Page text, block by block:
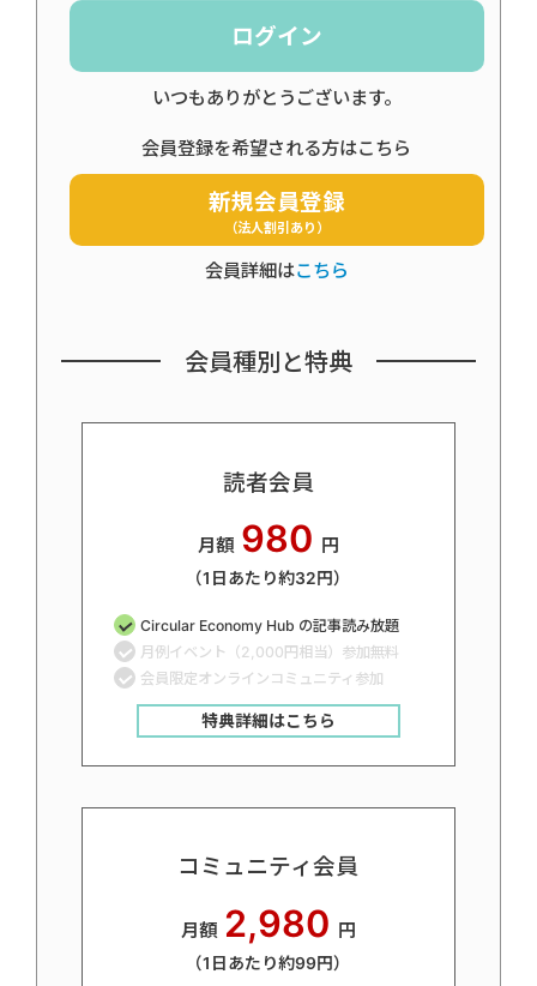
ログイン
いつもありがとうございます。
会員登録を希望される方はこちら
新規会員登録
（法人割引あり）
会員詳細はこちら
会員種別と特典
読者会員
月額 980 円
（1日あたり約32円）
Circular Economy Hub の記事読み放題
月例イベント（2,000円相当）参加無料
会員限定オンラインコミュニティ参加
特典詳細はこちら
コミュニティ会員
月額 2,980 円
（1日あたり約99円）